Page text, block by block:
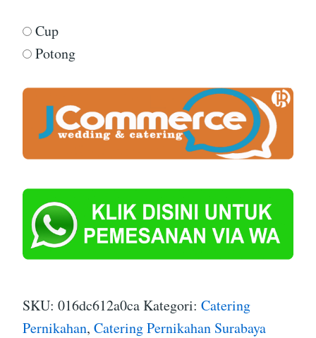
Cup
Potong
SKU: 016dc612a0caKategori: Catering
Pernikahan, Catering Pernikahan Surabaya